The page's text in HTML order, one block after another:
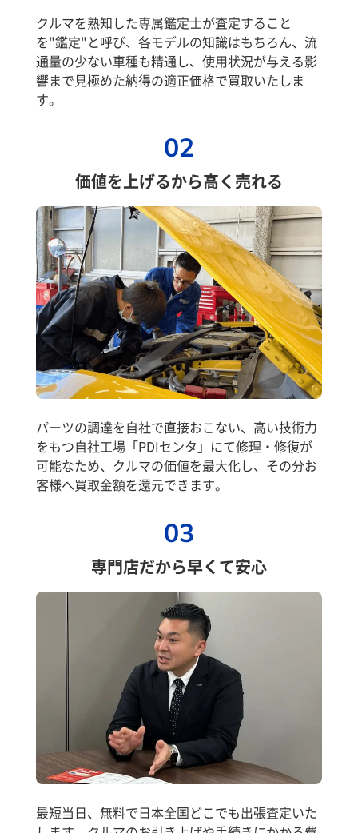
クルマを熟知した専属鑑定士が査定すること
を"鑑定"と呼び、各モデルの知識はもちろん、流
通量の少ない車種も精通し、使用状況が与える影
響まで見極めた納得の適正価格で買取いたしま
す。
02
価値を上げるから高く売れる
パーツの調達を自社で直接おこない、高い技術力
をもつ自社工場「PDIセンタ」にて修理・修復が
可能なため、クルマの価値を最大化し、その分お
客様へ買取金額を還元できます。
03
専門店だから早くて安心
最短当日、無料で日本全国どこでも出張査定いた